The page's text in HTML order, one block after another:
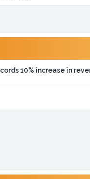
10% increase in